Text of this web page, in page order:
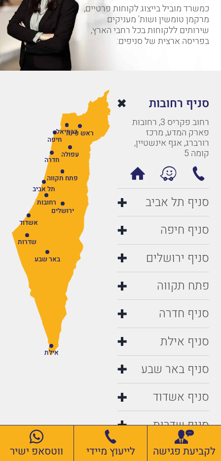
לקביעת פגישה לייעוץ מיידי ווטסאפ ישיר
כמשרד מוביל בייצוג לקוחות פרטיים,
מרקמן טומשין ושות' מעניקים
שירותים ללקוחות בכל רחבי הארץ,
בפריסה ארצית של סניפים:
סניף רחובות
רחוב פקריס 3, רחובות
פארק המדע, מרכז
רורברג, אגף אינשטיין,
קומה 5
סניף תל אביב
סניף חיפה
סניף ירושלים
פתח תקווה
סניף חדרה
סניף אילת
סניף באר שבע
סניף אשדוד
סניף שדרות
סניף עפולה
רחובות
תל אביב
חיפה
ירושלים
פתח תקווה
חדרה
אילת
באר שבע
אשדוד
שדרות
עפולה
ראש פינהכרמיאל